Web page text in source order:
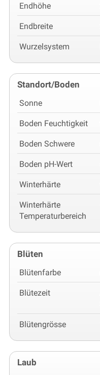
Endhöhe
Endbreite
Wurzelsystem
Standort/Boden
Sonne
Boden Feuchtigkeit
Boden Schwere
Boden pH-Wert
Winterhärte
Winterhärte
Temperaturbereich
Blüten
Blütenfarbe
Blütezeit
Blütengrösse
Laub